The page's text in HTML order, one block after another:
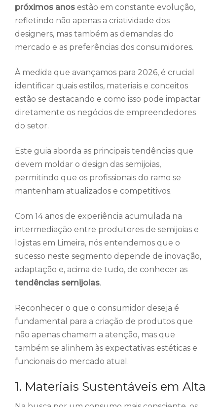
próximos anos estão em constante evolução,
refletindo não apenas a criatividade dos
designers, mas também as demandas do
mercado e as preferências dos consumidores.
À medida que avançamos para 2026, é crucial
identificar quais estilos, materiais e conceitos
estão se destacando e como isso pode impactar
diretamente os negócios de empreendedores
do setor.
Este guia aborda as principais tendências que
devem moldar o design das semijoias,
permitindo que os profissionais do ramo se
mantenham atualizados e competitivos.
Com 14 anos de experiência acumulada na
intermediação entre produtores de semijoias e
lojistas em Limeira, nós entendemos que o
sucesso neste segmento depende de inovação,
adaptação e, acima de tudo, de conhecer as
tendências semijoias.
Reconhecer o que o consumidor deseja é
fundamental para a criação de produtos que
não apenas chamem a atenção, mas que
também se alinhem às expectativas estéticas e
funcionais do mercado atual.
1. Materiais Sustentáveis em Alta